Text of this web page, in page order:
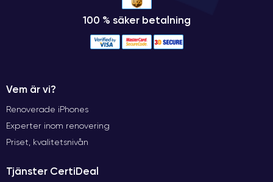
100 % säker betalning
Vem är vi?
Renoverade iPhones
Experter inom renovering
Priset, kvalitetsnivån
Tjänster CertiDeal